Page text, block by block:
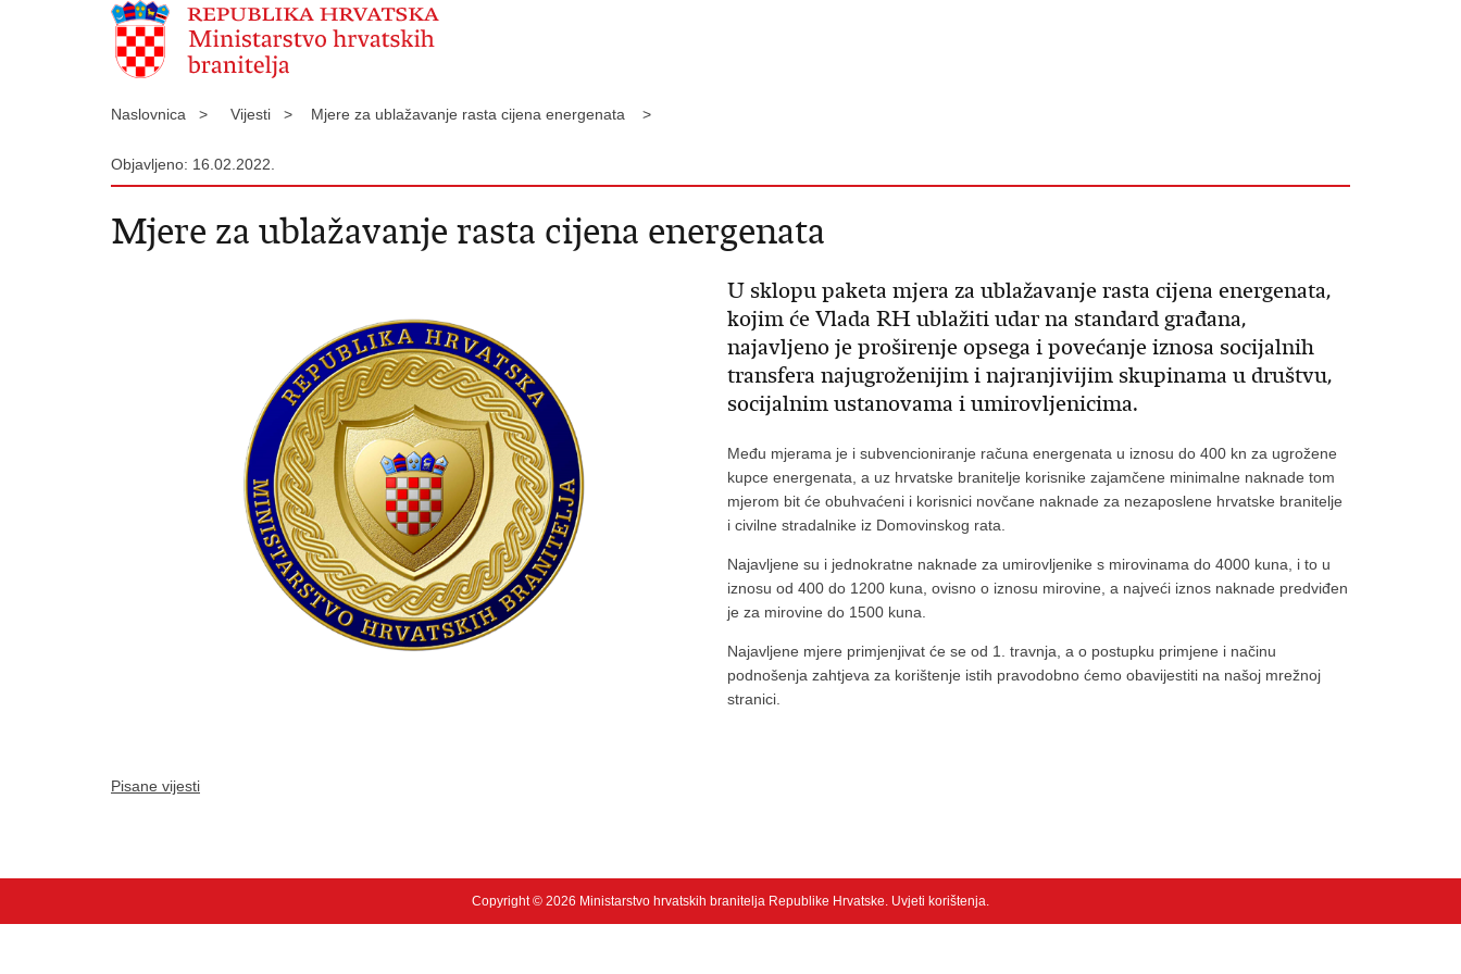
Naslovnica > Vijesti > Mjere za ublažavanje rasta cijena energenata >
Objavljeno: 16.02.2022.
Mjere za ublažavanje rasta cijena energenata
U sklopu paketa mjera za ublažavanje rasta cijena energenata,
kojim će Vlada RH ublažiti udar na standard građana,
najavljeno je proširenje opsega i povećanje iznosa socijalnih
transfera najugroženijim i najranjivijim skupinama u društvu,
socijalnim ustanovama i umirovljenicima.
Među mjerama je i subvencioniranje računa energenata u iznosu do 400 kn za ugrožene
kupce energenata, a uz hrvatske branitelje korisnike zajamčene minimalne naknade tom
mjerom bit će obuhvaćeni i korisnici novčane naknade za nezaposlene hrvatske branitelje
i civilne stradalnike iz Domovinskog rata.
Najavljene su i jednokratne naknade za umirovljenike s mirovinama do 4000 kuna, i to u
iznosu od 400 do 1200 kuna, ovisno o iznosu mirovine, a najveći iznos naknade predviđen
je za mirovine do 1500 kuna.
Najavljene mjere primjenjivat će se od 1. travnja, a o postupku primjene i načinu
podnošenja zahtjeva za korištenje istih pravodobno ćemo obavijestiti na našoj mrežnoj
stranici.
Pisane vijesti
Copyright © 2026 Ministarstvo hrvatskih branitelja Republike Hrvatske. Uvjeti korištenja.